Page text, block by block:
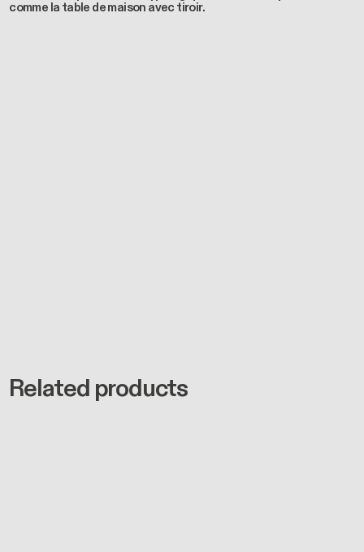
comme la table de maison avec tiroir.
Related products